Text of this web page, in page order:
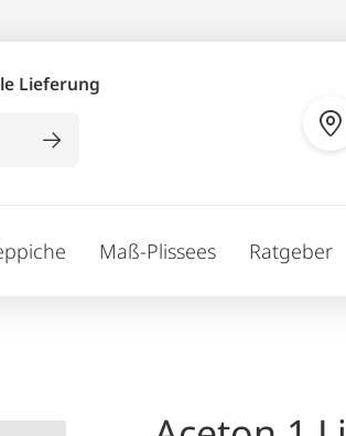
Lieferung
Maß-Plissees Ratgeber